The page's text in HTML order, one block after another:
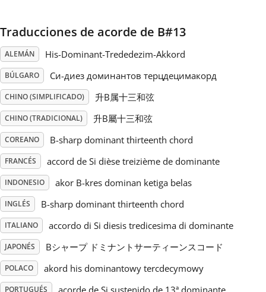
Tiếng Việt
Türkçe
Українська
Traducciones de acorde de B#13
ALEMÁN His-Dominant-Trededezim-Akkord
BÚLGARO Си-диез доминантов терцдецимакорд
CHINO (SIMPLIFICADO) 升B属十三和弦
CHINO (TRADICIONAL) 升B屬十三和弦
COREANO B-sharp dominant thirteenth chord
FRANCÉS accord de Si dièse treizième de dominante
INDONESIO akor B-kres dominan ketiga belas
INGLÉS B-sharp dominant thirteenth chord
ITALIANO accordo di Si diesis tredicesima di dominante
JAPONÉS Bシャープ ドミナントサーティーンスコード
POLACO akord his dominantowy tercdecymowy
PORTUGUÉS